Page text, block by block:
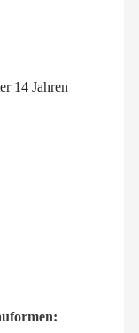
14 Jahren